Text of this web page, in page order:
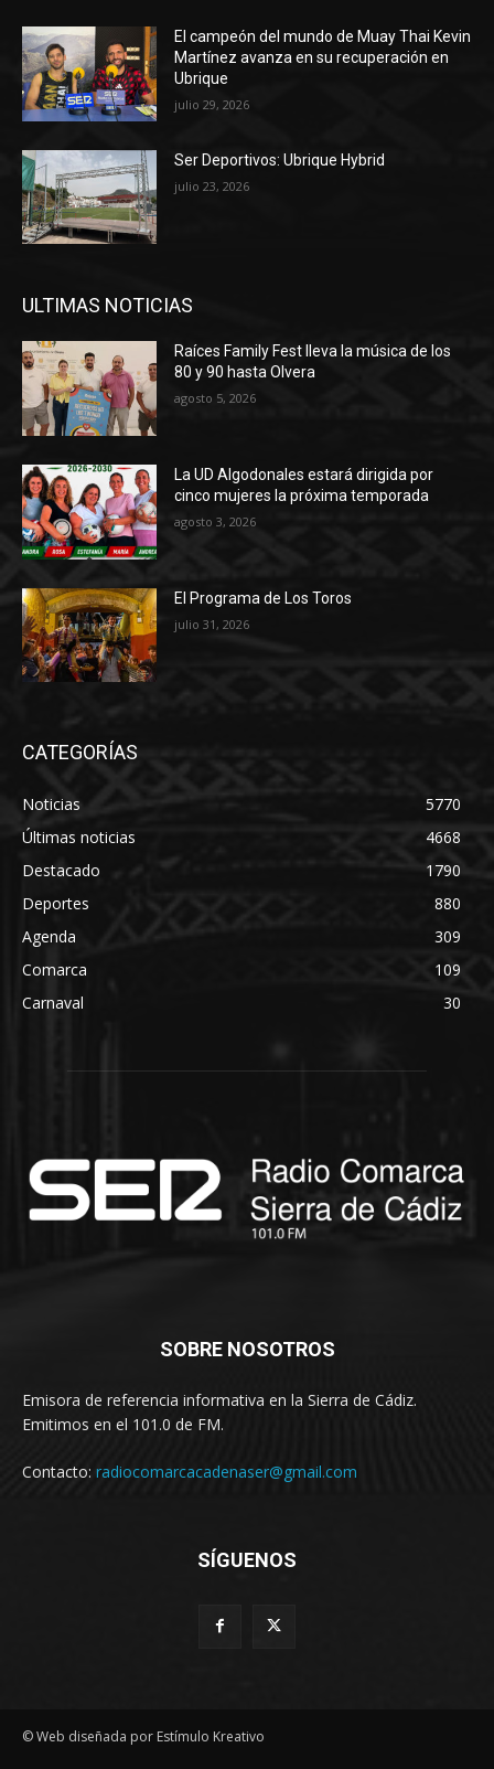
El campeón del mundo de Muay Thai Kevin
Martínez avanza en su recuperación en
Ubrique
julio 29, 2026
Ser Deportivos: Ubrique Hybrid
julio 23, 2026
ULTIMAS NOTICIAS
Raíces Family Fest lleva la música de los
80 y 90 hasta Olvera
agosto 5, 2026
La UD Algodonales estará dirigida por
cinco mujeres la próxima temporada
agosto 3, 2026
El Programa de Los Toros
julio 31, 2026
CATEGORÍAS
Noticias
5770
Últimas noticias
4668
Destacado
1790
Deportes
880
Agenda
309
Comarca
109
Carnaval
30
SOBRE NOSOTROS
Emisora de referencia informativa en la Sierra de Cádiz.
Emitimos en el 101.0 de FM.
Contacto: radiocomarcacadenaser@gmail.com
SÍGUENOS
© Web diseñada por Estímulo Kreativo